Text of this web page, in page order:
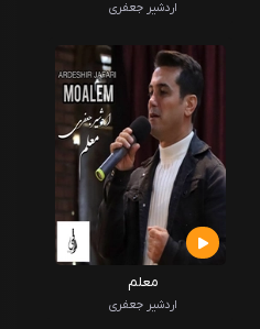
اردشیر جعفری
معلم
اردشیر جعفری